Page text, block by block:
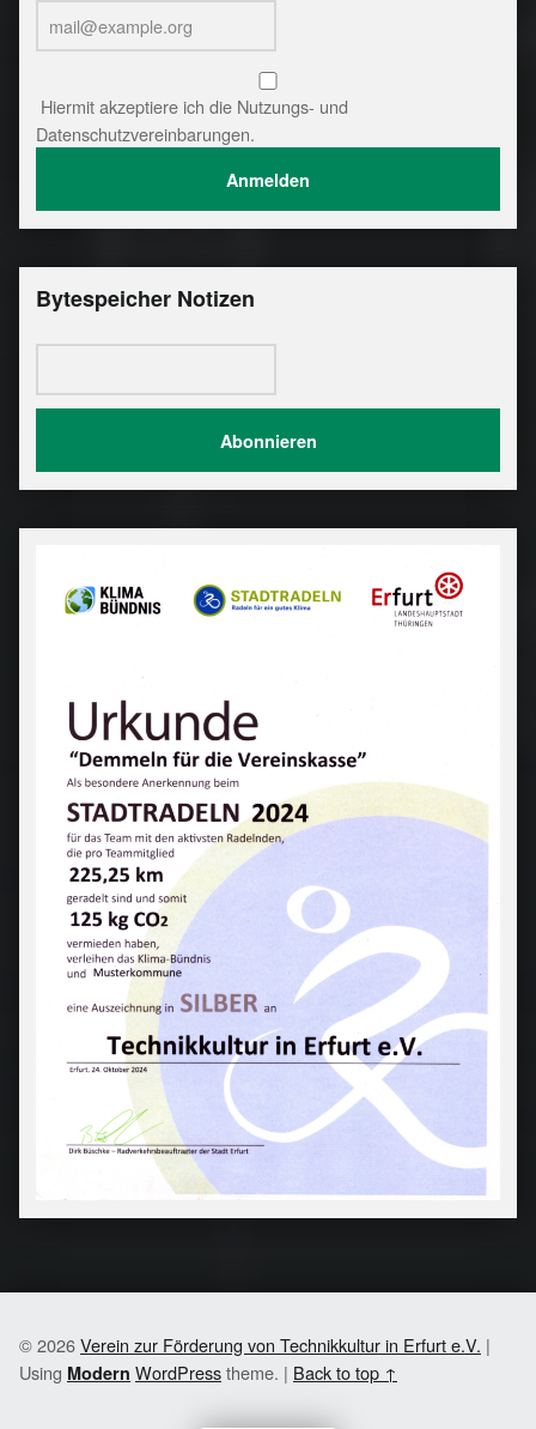
Hiermit akzeptiere ich die Nutzungs- und
Datenschutzvereinbarungen.
Bytespeicher Notizen
© 2026Verein zur Förderung von Technikkultur in Erfurt e.V. |
Using Modern WordPresstheme. | Back to top ↑